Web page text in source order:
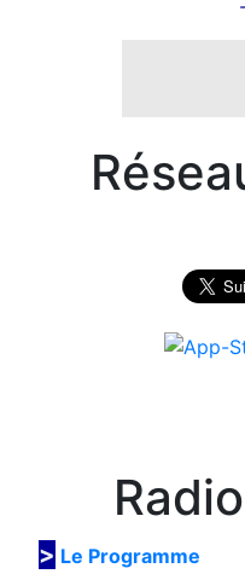
> Le Programme